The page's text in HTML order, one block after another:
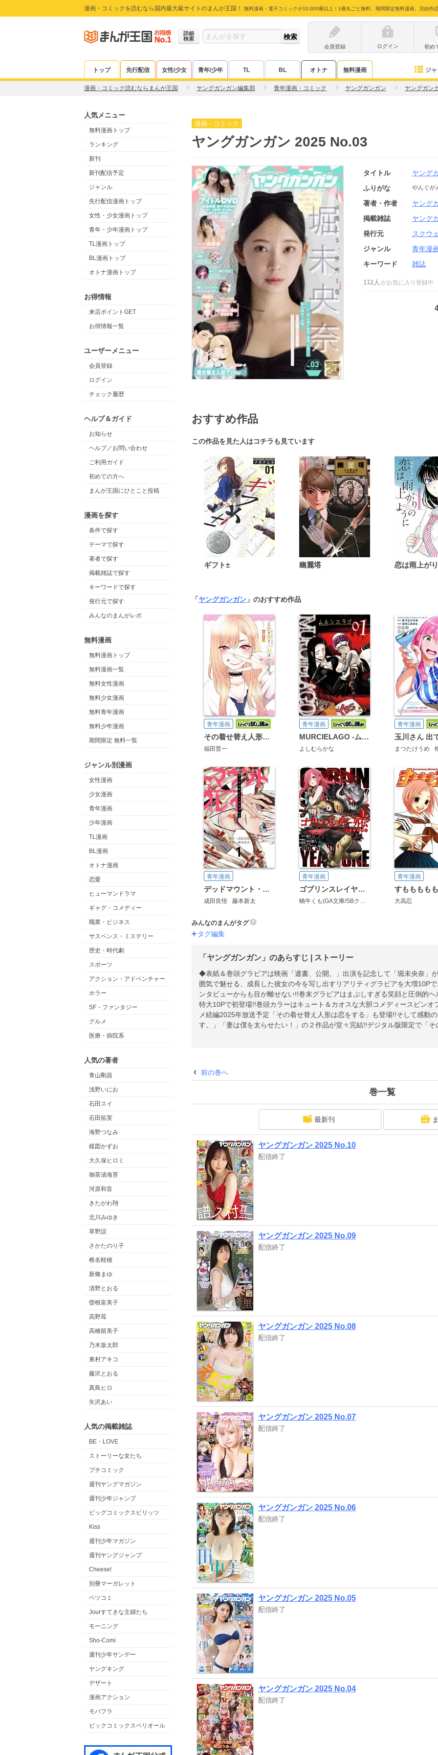
漫画・コミックを読むなら国内最大級サイトのまんが王国！ 無料漫画・電子コミックが10,000冊以上！1冊丸ごと無料、期間限定無料漫画、完結作
詳細
検索
会員登録
ログイン 初め
トップ 先行配信 女性/少女 青年/少年 TL BL オトナ 無料漫画 ジ
漫画・コミック読むならまんが王国 ヤングガンガン編集部 青年漫画・コミック ヤングガンガン ヤングガン
人気メニュー
無料漫画トップ
ランキング
新刊
新刊配信予定
ジャンル
先行配信漫画トップ
女性・少女漫画トップ
青年・少年漫画トップ
TL漫画トップ
BL漫画トップ
オトナ漫画トップ
お得情報
来店ポイントGET
お得情報一覧
ユーザーメニュー
会員登録
ログイン
チェック履歴
ヘルプ＆ガイド
お知らせ
ヘルプ／お問い合わせ
ご利用ガイド
初めての方へ
まんが王国にひとこと投稿
漫画を探す
条件で探す
テーマで探す
著者で探す
掲載雑誌で探す
キーワードで探す
発行元で探す
みんなのまんがレポ
無料漫画
無料漫画トップ
無料漫画一覧
無料女性漫画
無料少女漫画
無料青年漫画
無料少年漫画
期間限定 無料一覧
ジャンル別漫画
女性漫画
少女漫画
青年漫画
少年漫画
TL漫画
BL漫画
オトナ漫画
恋愛
ヒューマンドラマ
ギャグ・コメディー
職業・ビジネス
サスペンス・ミステリー
歴史・時代劇
スポーツ
アクション・アドベンチャー
ホラー
SF・ファンタジー
グルメ
医療・病院系
人気の著者
青山剛昌
浅野いにお
石田スイ
石田拓実
海野つなみ
楳図かずお
大久保ヒロミ
御茶漬海苔
河原和音
きたがわ翔
北川みゆき
草野誼
さかたのり子
椎名軽穂
新條まゆ
清野とおる
曽根富美子
高野苺
高橋留美子
乃木坂太郎
東村アキコ
藤沢とおる
真島ヒロ
矢沢あい
人気の掲載雑誌
BE・LOVE
ストーリーな女たち
プチコミック
週刊ヤングマガジン
週刊少年ジャンプ
ビッグコミックスピリッツ
Kiss
週刊少年マガジン
週刊ヤングジャンプ
Cheese!
別冊マーガレット
ベツコミ
Jourすてきな主婦たち
モーニング
Sho-Comi
週刊少年サンデー
ヤングキング
デザート
漫画アクション
モバフラ
ビックコミックスペリオール
漫画・コミック
ヤングガンガン 2025 No.03
タイトル
ヤング
ふりがな
やんぐが
著者・作者 ヤング
掲載雑誌
ヤング
発行元
スクウ
ジャンル
青年漫
キーワード
雑誌
112人 がお気に入り登録中
おすすめ作品
この作品を見た人はコチラも見ています
ギフト± 幽麗塔
「ヤングガンガン 」のおすすめ作品
青年漫画
その着せ替え人形は恋をする
福田晋一
青年漫画
MURCIELAGO -ムルシエラゴ-
よしむらかな
青年漫画
まつたけうめ
青年漫画
デッドマウント・デスプレイ
成田良悟 藤本新太
青年漫画
ゴブリンスレイヤー外伝：イヤーワン
蝸牛くも(GA文庫/SBクリエイティブ刊) 栄田健人
青年漫画
大高忍
みんなのまんがタグ
タグ編集
「ヤングガンガン」のあらすじ | ストーリー
◆表紙＆巻頭グラビアは映画「遺書、公開。」出演を記念して「堀未央奈」
囲気で魅せる、成長した彼女の今を写し出すリアリティグラビアを大増10P
ンタビューからも目が離せない!!巻末グラビアはまぶしすぎる笑顔と圧倒的
特大10Pで初登場!!巻頭カラーはキュート＆カオスな大胆コメディースピンオ
メ続編2025年放送予定「その着せ替え人形は恋をする」も登場!!そして感動
す。」「妻は僕を太らせたい！」の２作品が堂々完結!!デジタル版限定で「そ
カラー版も掲載!!※紙で発行した雑誌と、掲載内容が一部異なる場合がござ
前の巻へ
巻一覧
最新刊
ヤングガンガン 2025 No.10
配信終了
ヤングガンガン 2025 No.09
配信終了
ヤングガンガン 2025 No.08
配信終了
ヤングガンガン 2025 No.07
配信終了
ヤングガンガン 2025 No.06
配信終了
ヤングガンガン 2025 No.05
配信終了
ヤングガンガン 2025 No.04
配信終了